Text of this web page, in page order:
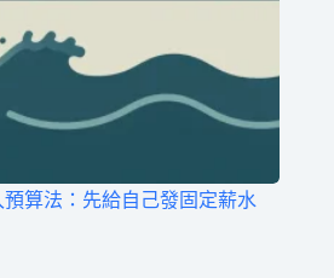
算法：先給自己發固定薪水